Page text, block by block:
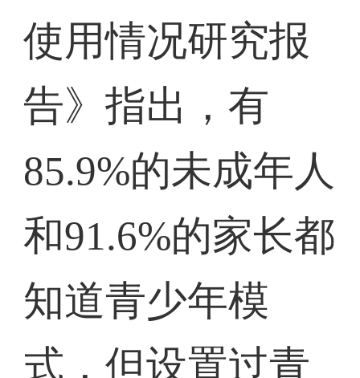
使用情况研究报
告》指出，有
85.9%的未成年人
和91.6%的家长都
知道青少年模
式，但设置过青